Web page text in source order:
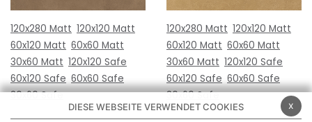
120x280 Matt 120x120 Matt
60x120 Matt 60x60 Matt
30x60 Matt 120x120 Safe
60x120 Safe 60x60 Safe
30x60 Safe
120x280 Matt 120x120 Matt
60x120 Matt 60x60 Matt
30x60 Matt 120x120 Safe
60x120 Safe 60x60 Safe
30x60 Safe
x
DIESE WEBSEITE VERWENDET COOKIES